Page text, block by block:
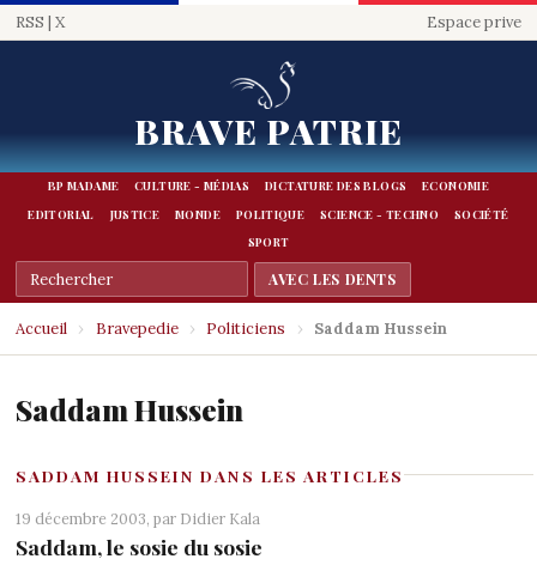
RSS | X Espace prive
BRAVE PATRIE
BP MADAME CULTURE - MÉDIAS DICTATURE DES BLOGS
ECONOMIE
EDITORIAL
JUSTICE MONDE POLITIQUE SCIENCE - TECHNO
SOCIÉTÉ
SPORT
Accueil › Bravepedie › Politiciens › Saddam Hussein
Saddam Hussein
SADDAM HUSSEIN DANS LES ARTICLES
19 décembre 2003, par Didier Kala
Saddam, le sosie du sosie